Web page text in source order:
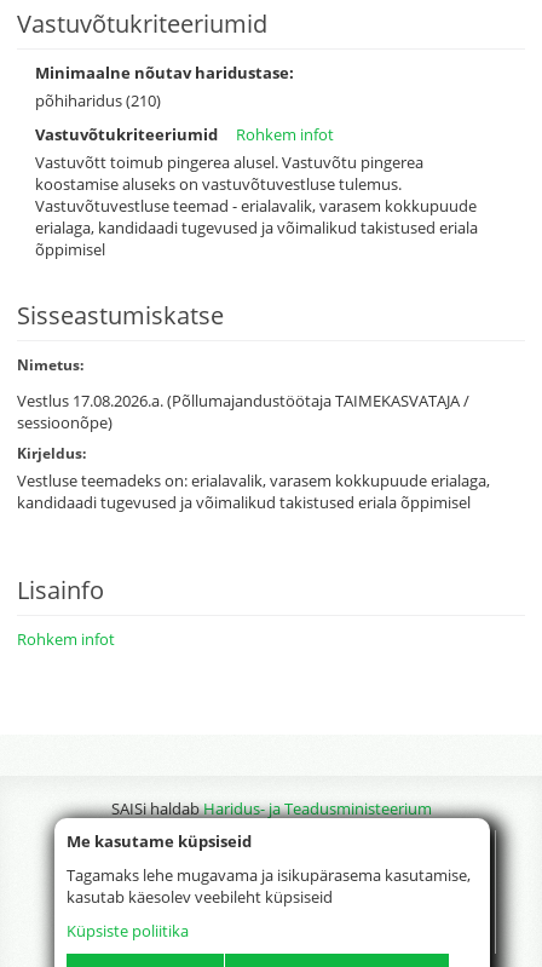
Vastuvõtukriteeriumid
Minimaalne nõutav haridustase:
põhiharidus (210)
Vastuvõtukriteeriumid
Vastuvõtt toimub pingerea alusel. Vastuvõtu pingerea
koostamise aluseks on vastuvõtuvestluse tulemus.
Vastuvõtuvestluse teemad - erialavalik, varasem kokkupuude
erialaga, kandidaadi tugevused ja võimalikud takistused eriala
õppimisel
Rohkem infot
Sisseastumiskatse
Nimetus:
Vestlus 17.08.2026.a. (Põllumajandustöötaja TAIMEKASVATAJA /
sessioonõpe)
Kirjeldus:
Vestluse teemadeks on: erialavalik, varasem kokkupuude erialaga,
kandidaadi tugevused ja võimalikud takistused eriala õppimisel
Lisainfo
Rohkem infot
Me kasutame küpsiseid
Tagamaks lehe mugavama ja isikupärasema kasutamise,
kasutab käesolev veebileht küpsiseid
Küpsiste poliitika
SAISi haldabHaridus- ja Teadusministeerium